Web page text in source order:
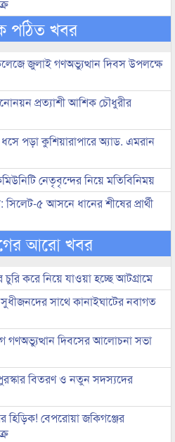
পঠিত খবর
জুলাই গণঅভ্যুত্থান দিবস উপলক্ষে
প্রত্যাশী আশিক চৌধুরীর
ধসে পড়া কুশিয়ারাপারে অ্যাড. এমরান
নেতৃবৃন্দের নিয়ে মতিবিনিময়
৫ আসনে ধানের শীষের প্রার্থী
আরো খবর
করে নিয়ে যাওয়া হচ্ছে আটগ্রামে
সাথে কানাইঘাটের নবাগত
গণঅভ্যুত্থান দিবসের আলোচনা সভা
বিতরণ ও নতুন সদস্যদের
হিড়িক! বেপরোয়া জকিগঞ্জের